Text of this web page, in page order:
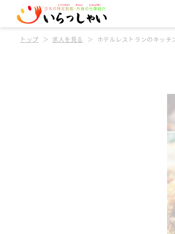
トップ 求人を見る ホテルレストランのキッチ